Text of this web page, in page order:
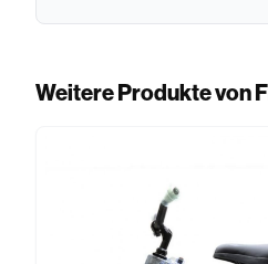
Weitere Produkte von